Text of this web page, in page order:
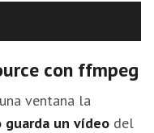
con ffmpeg
ventana la
guarda un vídeo del